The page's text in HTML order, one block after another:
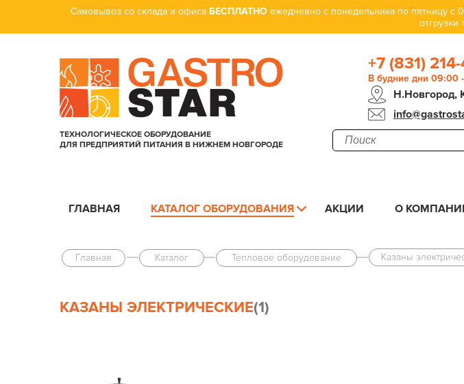
Самовывоз со склада и офиса БЕСПЛАТНО ежедневно с понедельника по пятницу с
отгрузки
ТЕХНОЛОГИЧЕСКОЕ ОБОРУДОВАНИЕ
ДЛЯ ПРЕДПРИЯТИЙ ПИТАНИЯ В НИЖНЕМ НОВГОРОДЕ
+7 (831)
В будние дни 09:00
Н.Новгород,
ГЛАВНАЯ КАТАЛОГ ОБОРУДОВАНИЯ АКЦИИ О
Главная Каталог Тепловое оборудование Казаны
КАЗАНЫ ЭЛЕКТРИЧЕСКИЕ(1)